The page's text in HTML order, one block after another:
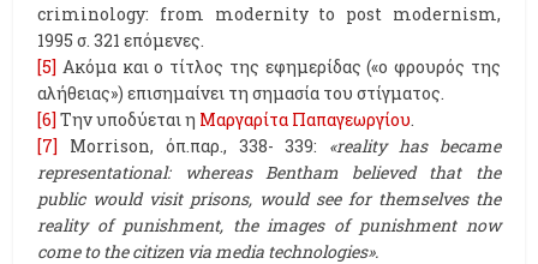
criminology: from modernity to post modernism,
1995 σ. 321 επόμενες.
[5] Ακόμα και ο τίτλος της εφημερίδας («ο φρουρός της
αλήθειας») επισημαίνει τη σημασία του στίγματος.
[6] Την υποδύεται η Μαργαρίτα Παπαγεωργίου.
[7] Morrison, όπ.παρ., 338- 339: «reality has became
representational: whereas Bentham believed that the
public would visit prisons, would see for themselves the
reality of punishment, the images of punishment now
come to the citizen via media technologies».